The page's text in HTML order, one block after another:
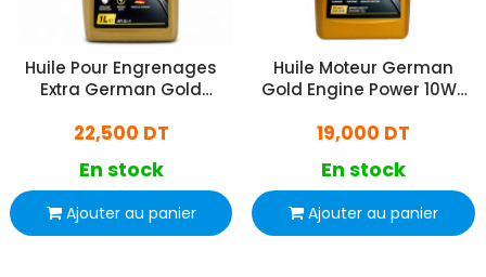
Huile Pour Engrenages
Extra German Gold
22,500 DT
En stock
Ajouter au panier
Huile Moteur German
Gold Engine Power 10W-
19,000 DT
En stock
Ajouter au panier